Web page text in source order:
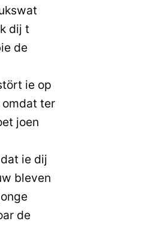
dij t
de
ie op
omdat ter
joen
ie dij
bleven
de